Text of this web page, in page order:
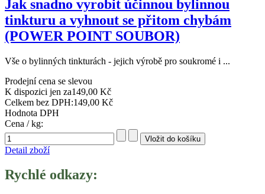
Jak snadno vyrobit účinnou bylinnou
tinkturu a vyhnout se přitom chybám
(POWER POINT SOUBOR)
Vše o bylinných tinkturách - jejich výrobě pro soukromé i ...
Prodejní cena se slevou
K dispozici jen za149,00 Kč
Celkem bez DPH:149,00 Kč
Hodnota DPH
Cena / kg:
Detail zboží
Rychlé odkazy: